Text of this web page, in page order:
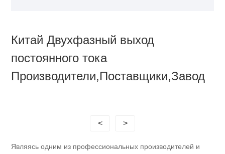
Китай Двухфазный выход
постоянного тока
Производители,Поставщики,Завод
< >
Являясь одним из профессиональных производителей и